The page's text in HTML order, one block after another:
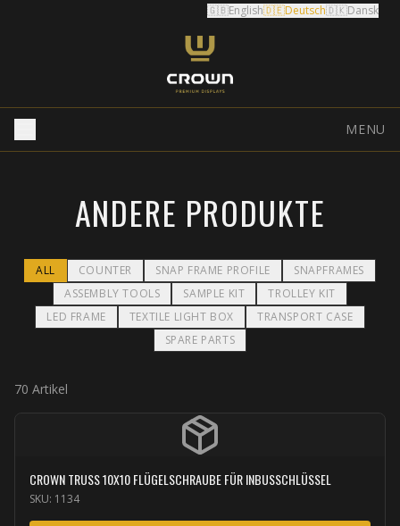
🇬🇧English🇩🇪Deutsch🇩🇰Dansk
MENU
ANDERE PRODUKTE
ALL COUNTER SNAP FRAME PROFILE
SNAPFRAMES
ASSEMBLY TOOLS
SAMPLE KIT
TROLLEY KIT
LED FRAME
TEXTILE LIGHT BOX
TRANSPORT CASE
SPARE PARTS
70 Artikel
CROWN TRUSS 10X10 FLÜGELSCHRAUBE FÜR INBUSSCHLÜSSEL
SKU: 1134